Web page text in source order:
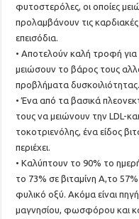
φυτοστερόλες, οι οποίες
προλαμβάνουν τις
επεισόδια.
• Αποτελούν καλή τροφή
μειώσουν το βάρος τους
προβλήματα δυσκοιλιότητας.
• Ένα από τα βασικά
τους να μειώνουν την LDL-
τοκοτριενόλης, ένα είδος
περιέχει.
• Καλύπτουν το 90% το
το 73% σε βιταμίνη Α,το
φυλικό οξύ. Ακόμα είναι
μαγνησίου, φωσφόρου και